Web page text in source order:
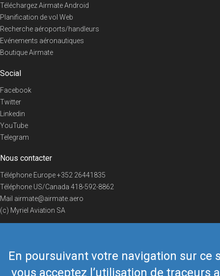
En poursuivant votre navigation sur ce
vous acceptez l’utilisation de traceurs
Téléchargez Airmate Android
Planification de vol Web
Recherche aéroports/handleurs
Evénements aéronautiques
Boutique Airmate
Social
Facebook
Twitter
Linkedin
YouTube
Telegram
Nous contacter
Téléphone Europe+352 26441835
Téléphone US/Canada 418-592-8862
Mail airmate@airmate.aero
(c) Myriel Aviation SA
© 2019 Airmate - Conditions d'utilisation -Vie privée Back to top